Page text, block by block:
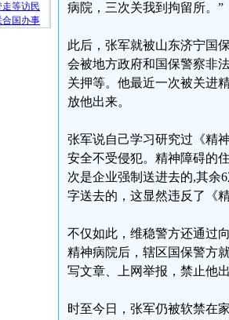
等访民
合国办事
病院，三次关我到拘留所。”
此后，张军就被山东济宁国
会被地方政府和国保警察非
关押等。他最近一次被关进
放他出来。
张军说自己学习研究过《精
安全不受侵犯。精神障碍的
次是企业强制送进去的,其余
字送去的，这显然违反了《
不仅如此，维稳警方还通过
精神病院后，辖区国保警方
写文章、上网举报，禁止他
时至今日，张军仍被软禁在